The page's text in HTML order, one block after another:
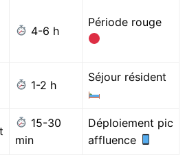
4-6 h
Période rouge
1-2 h
Séjour résident
15-30
min
Déploiement pic
affluence